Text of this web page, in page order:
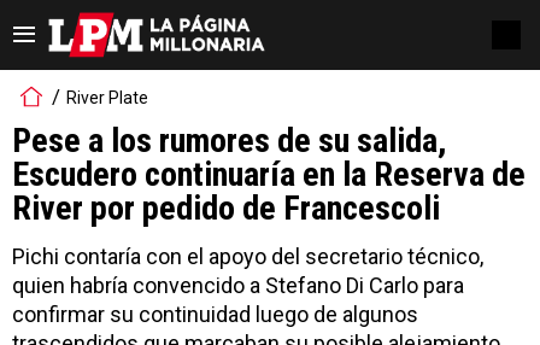
River Plate
Pese a los rumores de su salida,
Escudero continuaría en la Reserva de
River por pedido de Francescoli
Pichi contaría con el apoyo del secretario técnico,
quien habría convencido a Stefano Di Carlo para
confirmar su continuidad luego de algunos